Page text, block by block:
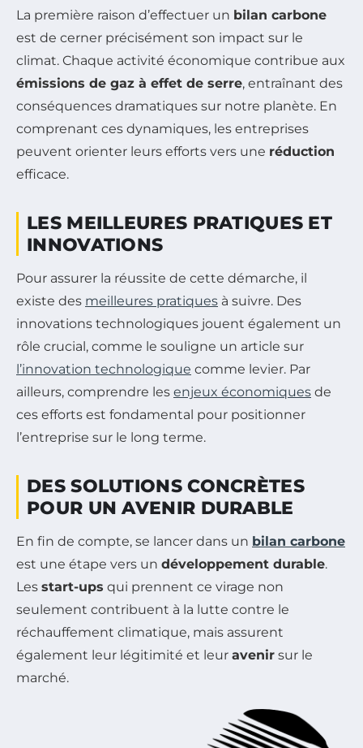
La première raison d’effectuer un bilan carbone
est de cerner précisément son impact sur le
climat. Chaque activité économique contribue aux
émissions de gaz à effet de serre, entraînant des
conséquences dramatiques sur notre planète. En
comprenant ces dynamiques, les entreprises
peuvent orienter leurs efforts vers une réduction
efficace.
LES MEILLEURES PRATIQUES ET
INNOVATIONS
Pour assurer la réussite de cette démarche, il
existe des meilleures pratiques à suivre. Des
innovations technologiques jouent également un
rôle crucial, comme le souligne un article sur
l’innovation technologique comme levier. Par
ailleurs, comprendre les enjeux économiques de
ces efforts est fondamental pour positionner
l’entreprise sur le long terme.
DES SOLUTIONS CONCRÈTES
POUR UN AVENIR DURABLE
En fin de compte, se lancer dans un bilan carbone
est une étape vers un développement durable.
Les start-ups qui prennent ce virage non
seulement contribuent à la lutte contre le
réchauffement climatique, mais assurent
également leur légitimité et leur avenir sur le
marché.